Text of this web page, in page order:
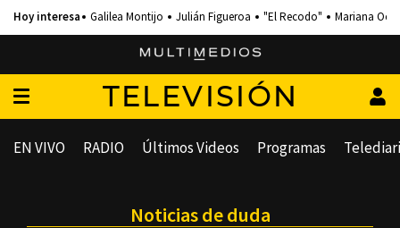
Galilea Montijo Julián Figueroa "El Recodo" Mariana
TELEVISIÓN
EN VIVO RADIO Últimos Videos Programas
Noticias de duda